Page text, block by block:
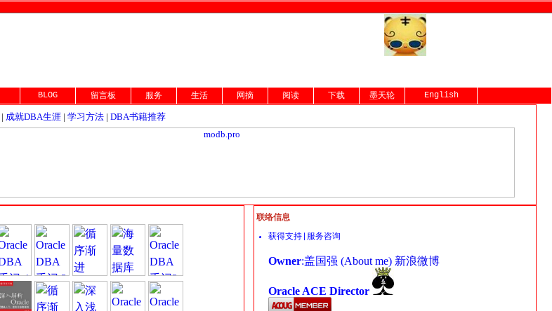
BLOG 留言板 服务 生活 网摘 阅读 下载 墨天轮 English
| 成就DBA生涯 | 学习方法 | DBA书籍推荐
联络信息
获得支持|服务咨询
Owner:盖国强 (About me) 新浪微博
Oracle ACE Director